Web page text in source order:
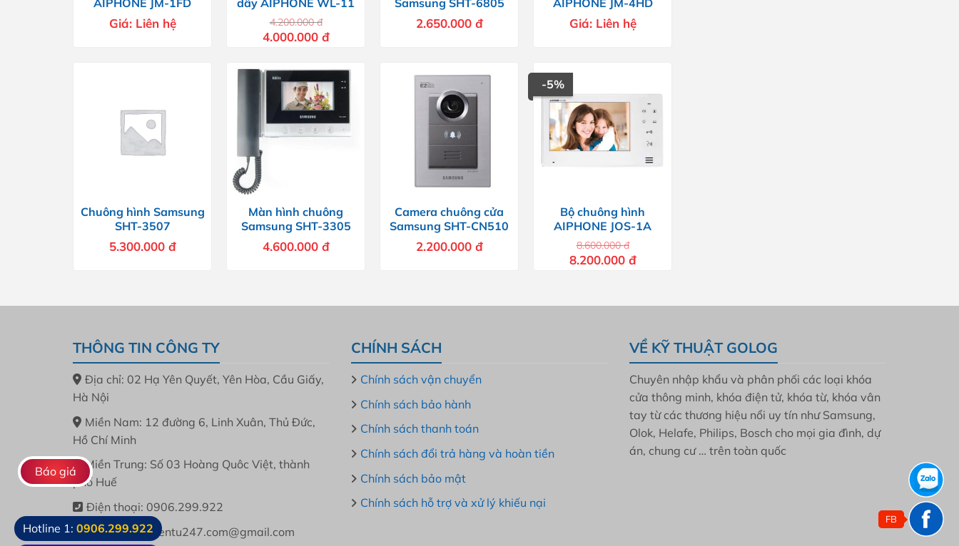
AIPHONE JM-1FD
Giá: Liên hệ
dây AIPHONE WL-11
4.200.000đ
Giá
gốc
4.000.000 đGiá
hiện
4.000.000 đ.
Samsung SHT-6805
2.650.000 đ
AIPHONE JM-4HD
Giá: Liên hệ
Chuông hình Samsung
SHT-3507
5.300.000 đ
Màn hình chuông
Samsung SHT-3305
4.600.000 đ
Camera chuông cửa
Samsung SHT-CN510
2.200.000 đ
-5%
Bộ chuông hình
AIPHONE JOS-1A
8.600.000đ
Giá
gốc
8.200.000 đGiá
hiện
THÔNG TIN CÔNG TY
Địa chỉ: 02 Hạ Yên Quyết, Yên Hòa, Cầu Giấy,
Hà Nội
Miền Nam: 12 đường 6, Linh Xuân, Thủ Đức,
Hồ Chí Minh
Miền Trung: Số 03 Hoàng Quôc Việt, thành
phố Huế
Điện thoại: 0906.299.922
Email: khoadientu247.com@gmail.com
CHÍNH SÁCH
Chính sách vận chuyển
Chính sách bảo hành
Chính sách thanh toán
Chính sách đổi trả hàng và hoàn tiền
Chính sách bảo mật
Chính sách hỗ trợ và xử lý khiếu nại
VỀ KỸ THUẬT GOLOG
Chuyên nhập khẩu và phân phối các loại khóa
cửa thông minh, khóa điện tử, khóa từ, khóa vân
tay từ các thương hiệu nổi uy tín như Samsung,
Olok, Helafe, Philips, Bosch cho mọi gia đình, dự
án, chung cư … trên toàn quốc
Báo giá
Hotline 1: 0906.299.922
FB